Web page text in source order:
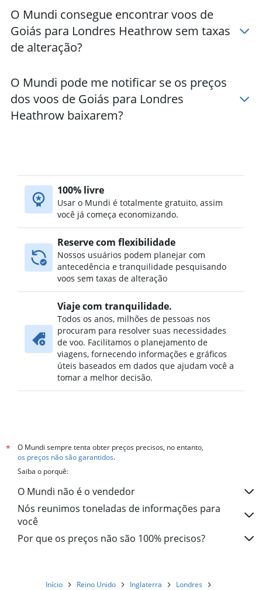
O Mundi consegue encontrar voos de
Goiás para Londres Heathrow sem taxas
de alteração?
O Mundi pode me notificar se os preços
dos voos de Goiás para Londres
Heathrow baixarem?
100% livre
Usar o Mundi é totalmente gratuito, assim
você já começa economizando.
Reserve com flexibilidade
Nossos usuários podem planejar com
antecedência e tranquilidade pesquisando
voos sem taxas de alteração
Viaje com tranquilidade.
Todos os anos, milhões de pessoas nos
procuram para resolver suas necessidades
de voo. Facilitamos o planejamento de
viagens, fornecendo informações e gráficos
úteis baseados em dados que ajudam você a
tomar a melhor decisão.
*
O Mundi sempre tenta obter preços precisos, no entanto,
os preços não são garantidos.
Saiba o porquê:
O Mundi não é o vendedor
Nós reunimos toneladas de informações para
você
Por que os preços não são 100% precisos?
Início Reino Unido Inglaterra
Londres